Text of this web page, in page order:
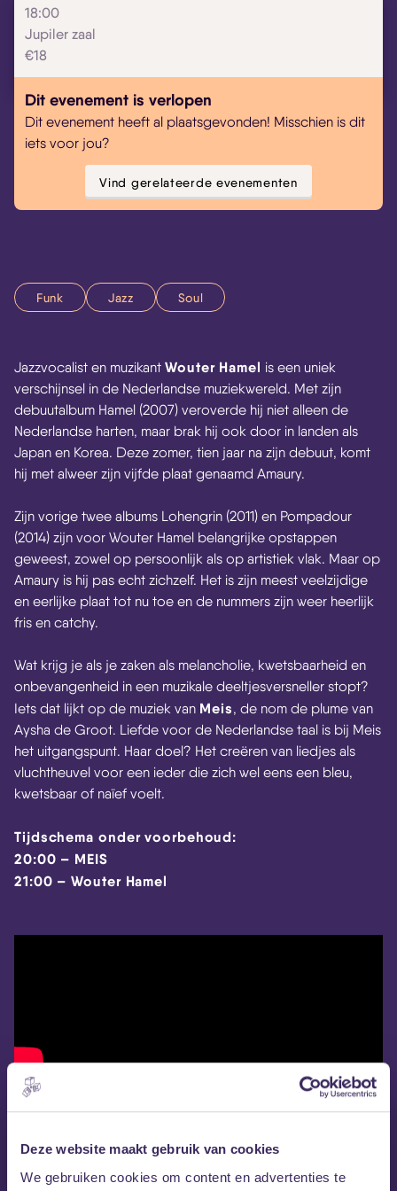
Deze website maakt gebruik van cookies
We gebruiken cookies om content en advertenties te
18:00
Jupiler zaal
€18
Dit evenement is verlopen
Dit evenement heeft al plaatsgevonden! Misschien is dit
iets voor jou?
Vind gerelateerde evenementen
Funk Jazz Soul
Jazzvocalist en muzikant Wouter Hamel is een uniek
verschijnsel in de Nederlandse muziekwereld. Met zijn
debuutalbum Hamel (2007) veroverde hij niet alleen de
Nederlandse harten, maar brak hij ook door in landen als
Japan en Korea. Deze zomer, tien jaar na zijn debuut, komt
hij met alweer zijn vijfde plaat genaamd Amaury.
Zijn vorige twee albums Lohengrin (2011) en Pompadour
(2014) zijn voor Wouter Hamel belangrijke opstappen
geweest, zowel op persoonlijk als op artistiek vlak. Maar op
Amaury is hij pas echt zichzelf. Het is zijn meest veelzijdige
en eerlijke plaat tot nu toe en de nummers zijn weer heerlijk
fris en catchy.
Wat krijg je als je zaken als melancholie, kwetsbaarheid en
onbevangenheid in een muzikale deeltjesversneller stopt?
Iets dat lijkt op de muziek van Meis, de nom de plume van
Aysha de Groot. Liefde voor de Nederlandse taal is bij Meis
het uitgangspunt. Haar doel? Het creëren van liedjes als
vluchtheuvel voor een ieder die zich wel eens een bleu,
kwetsbaar of naïef voelt.
Tijdschema onder voorbehoud:
20:00 – MEIS
21:00 – Wouter Hamel